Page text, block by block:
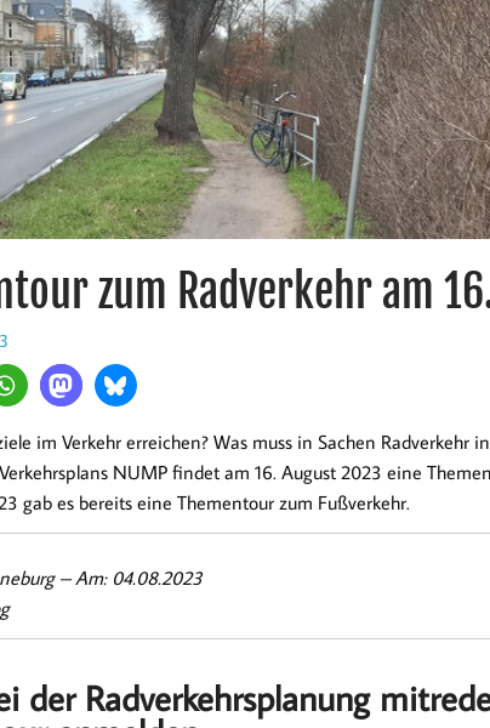
zum Radverkehr am
im Verkehr erreichen? Was muss in Sachen Radverkehr
NUMP findet am 16. August 2023 eine
gab es bereits eine Thementour zum Fußverkehr.
–Am: 04.08.2023
der Radverkehrsplanung